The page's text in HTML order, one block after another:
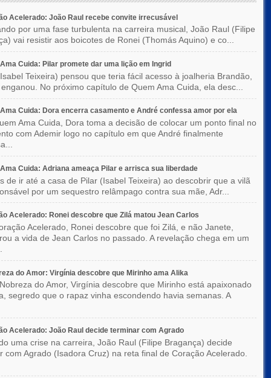
Acelerado: João Raul recebe convite irrecusável
por uma fase turbulenta na carreira musical, João Raul (Filipe
vai resistir aos boicotes de Ronei (Thomás Aquino) e co...
Cuida: Pilar promete dar uma lição em Ingrid
Teixeira) pensou que teria fácil acesso à joalheria Brandão,
No próximo capítulo de Quem Ama Cuida, ela desc...
Cuida: Dora encerra casamento e André confessa amor por ela
Ama Cuida, Dora toma a decisão de colocar um ponto final no
com Ademir logo no capítulo em que André finalmente
Cuida: Adriana ameaça Pilar e arrisca sua liberdade
de ir até a casa de Pilar (Isabel Teixeira) ao descobrir que a vilã
por um sequestro relâmpago contra sua mãe, Adr...
Acelerado: Ronei descobre que Zilá matou Jean Carlos
Acelerado, Ronei descobre que foi Zilá, e não Janete,
a vida de Jean Carlos no passado. A revelação chega em um
do Amor: Virgínia descobre que Mirinho ama Alika
do Amor, Virgínia descobre que Mirinho está apaixonado
segredo que o rapaz vinha escondendo havia semanas. A
Acelerado: João Raul decide terminar com Agrado
uma crise na carreira, João Raul (Filipe Bragança) decide
com Agrado (Isadora Cruz) na reta final de Coração Acelerado.